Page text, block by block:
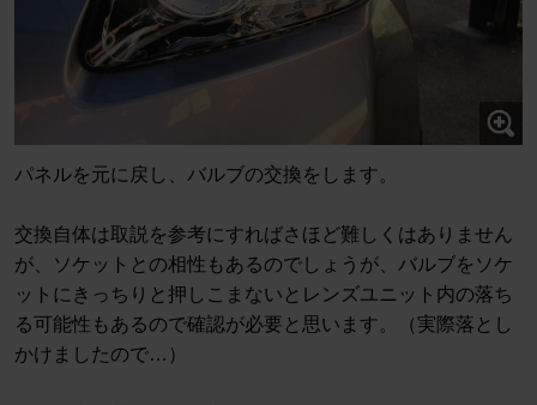
パネルを元に戻し、バルブの交換をします。
交換自体は取説を参考にすればさほど難しくはありません
が、ソケットとの相性もあるのでしょうが、バルブをソケ
ットにきっちりと押しこまないとレンズユニット内の落ち
る可能性もあるので確認が必要と思います。（実際落とし
かけましたので…）